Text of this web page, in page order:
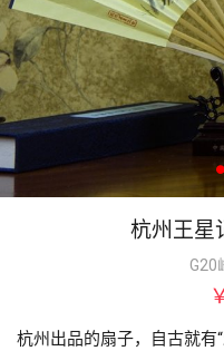
杭州王星
G20
杭州出品的扇子，自古就有“